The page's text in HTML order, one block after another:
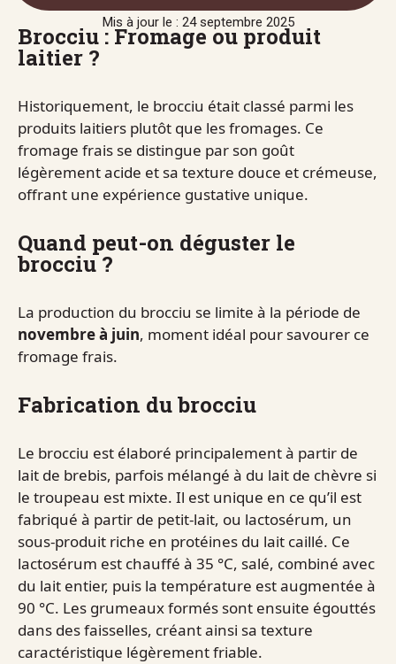
Mis à jour le : 24 septembre 2025
Brocciu : Fromage ou produit
laitier ?
Historiquement, le brocciu était classé parmi les
produits laitiers plutôt que les fromages. Ce
fromage frais se distingue par son goût
légèrement acide et sa texture douce et crémeuse,
offrant une expérience gustative unique.
Quand peut-on déguster le
brocciu ?
La production du brocciu se limite à la période de
novembre à juin, moment idéal pour savourer ce
fromage frais.
Fabrication du brocciu
Le brocciu est élaboré principalement à partir de
lait de brebis, parfois mélangé à du lait de chèvre si
le troupeau est mixte. Il est unique en ce qu’il est
fabriqué à partir de petit-lait, ou lactosérum, un
sous-produit riche en protéines du lait caillé. Ce
lactosérum est chauffé à 35 °C, salé, combiné avec
du lait entier, puis la température est augmentée à
90 °C. Les grumeaux formés sont ensuite égouttés
dans des faisselles, créant ainsi sa texture
caractéristique légèrement friable.